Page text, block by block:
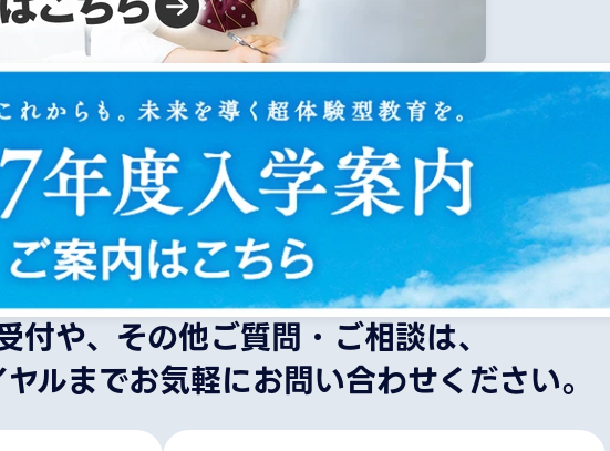
付や、その他ご質問・ご相談は、
ルまでお気軽にお問い合わせください。